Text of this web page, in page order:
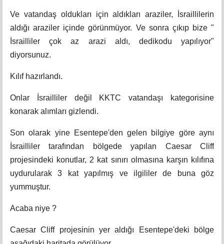
Ve vatandaş oldukları için aldıkları araziler, İsraillilerin
aldığı araziler içinde görünmüyor. Ve sonra çıkıp bize "
İsrailliler çok az arazi aldı, dedikodu yapılıyor"
diyorsunuz.
Kılıf hazırlandı.
Onlar İsrailliler değil KKTC vatandaşı kategorisine
konarak alımları gizlendi.
Son olarak yine Esentepe'den gelen bilgiye göre aynı
İsrailliler tarafından bölgede yapılan Caesar Cliff
projesindeki konutlar, 2 kat sınırı olmasına karşın kılıfına
uydurularak 3 kat yapılmış ve ilgililer de buna göz
yummuştur.
Acaba niye ?
Caesar Cliff projesinin yer aldığı Esentepe'deki bölge